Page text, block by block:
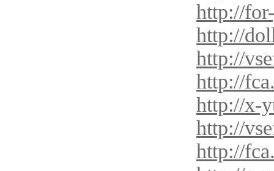
http://
http://
http://
http://
http://x-
http://
http://